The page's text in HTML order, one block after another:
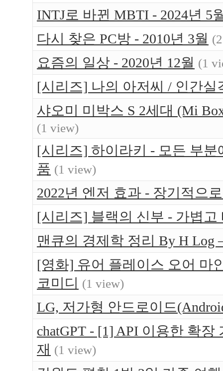
INTJ로 바뀐 MBTI - 2024년 5
다시 찾은 PC방 - 2010년 3월
요즘의 일상 - 2020년 12월 (1
[시리즈] 나의 아저씨 / 인간
샤오미 미박스 S 2세대 (Mi
(1 view)
[시리즈] 하이라키 - 모든 부
품 (1 view)
2022년 엔저 효과 - 장기적으
[시리즈] 블랙의 신부 - 가볍
맨큐의 경제학 정리 By H Log
[영화] 유어 플레이스 오어 마
코미디
(1 view)
LG, 저가형 안드로이드
chatGPT - [1] API 이용한 확
재 (1 view)